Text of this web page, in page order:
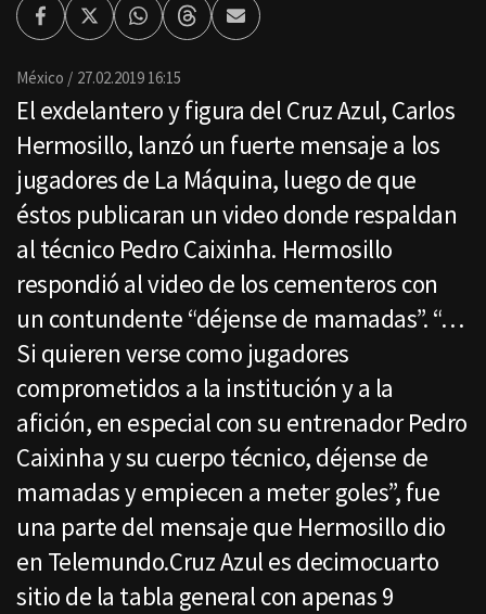
FacebookTwitterWhatsappThreadsEnviar
por
México 27.02.2019 16:15
El exdelantero y figura del Cruz Azul, Carlos
Hermosillo, lanzó un fuerte mensaje a los
jugadores de La Máquina, luego de que
éstos publicaran un video donde respaldan
al técnico Pedro Caixinha. Hermosillo
respondió al video de los cementeros con
un contundente “déjense de mamadas”. “…
Si quieren verse como jugadores
comprometidos a la institución y a la
afición, en especial con su entrenador Pedro
Caixinha y su cuerpo técnico, déjense de
mamadas y empiecen a meter goles”, fue
una parte del mensaje que Hermosillo dio
en Telemundo.Cruz Azul es decimocuarto
sitio de la tabla general con apenas 9